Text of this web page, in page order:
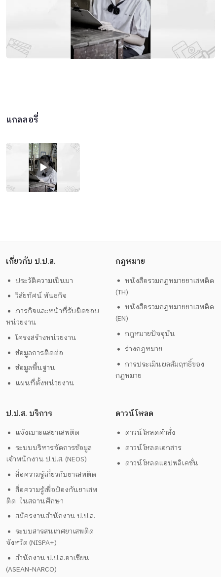
แกลลอรี่
เกี่ยวกับ ป.ป.ส.
ประวัติความเป็นมา
วิสัยทัศน์ พันธกิจ
ภารกิจและหน้าที่รับผิดชอบ
หน่วยงาน
โครงสร้างหน่วยงาน
ข้อมูลการติดต่อ
ข้อมูลพื้นฐาน
แผนที่ตั้งหน่วยงาน
กฎหมาย
หนังสือรวมกฎหมายยาเสพติด
(TH)
หนังสือรวมกฎหมายยาเสพติด
(EN)
กฎหมายปัจจุบัน
ร่างกฎหมาย
การประเมินผลสัมฤทธิ์ของ
กฎหมาย
ป.ป.ส. บริการ
แจ้งเบาะแสยาเสพติด
ระบบบริหารจัดการข้อมูล
เจ้าพนักงาน ป.ป.ส. (NEOS)
สื่อความรู้เกี่ยวกับยาเสพติด
สื่อความรู้เพื่อป้องกันยาเสพ
ติด ในสถานศึกษา
สมัครงานสำนักงาน ป.ป.ส.
ระบบสารสนเทศยาเสพติด
จังหวัด (NISPA+)
สำนักงาน ป.ป.ส.อาเซียน
(ASEAN-NARCO)
ดาวน์โหลด
ดาวน์โหลดคำสั่ง
ดาวน์โหลดเอกสาร
ดาวน์โหลดแอปพลิเคชั่น